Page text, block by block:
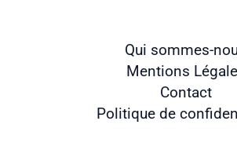
Qui sommes-
Mentions
Contact
Politique de